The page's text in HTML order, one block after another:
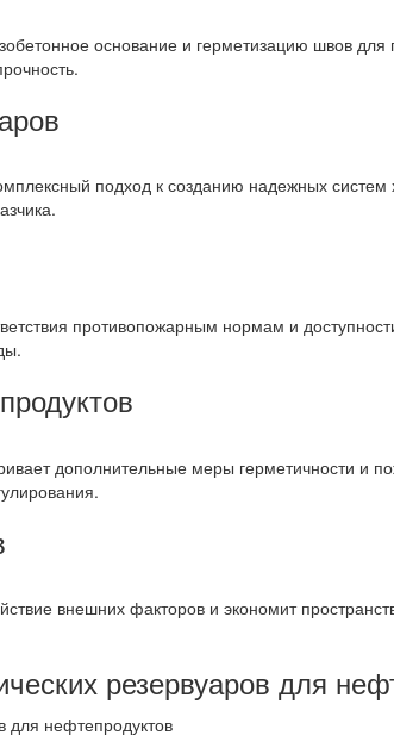
основание и герметизацию швов
подход к созданию надежных
противопожарным нормам и
дополнительные меры герметичности и
внешних факторов и экономит
резервуаров для